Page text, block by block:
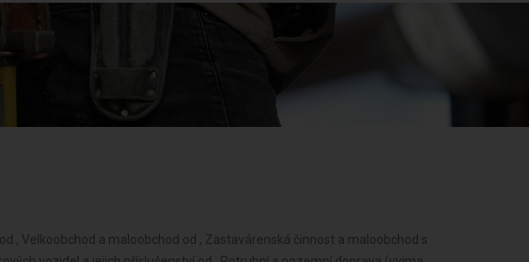
činnost od , Služby v oblasti administrativní správy a služby organizačně hospodářské povahy od , Provozování cestovní agentury a průvodcovská činnost v oblasti cestovního ruchu od , Mimoškolní výchova a vzdělávání, pořádání kurzů, školení, včetně lektorské činnosti od , Provozování kulturních, kulturně-vzdělávacích a zábavních zařízení, pořádání kulturních produkcí, zábav, výstav, veletrhů, přehlídek, prodejních a obdobných akcí od , Provozování tělovýchovných a sportovních zařízení a organizování sportovní činnosti od , Praní pro domácnost, žehlení, opravy a údržba oděvů, bytového textilu a osobního zboží od , Opravy a údržba potřeb pro domácnost, předmětů kulturní povahy, výrobků jemné mechaniky, optických přístrojů a měřidel od , Poskytování technických služeb od , Poskytování služeb osobního charakteru a pro osobní hygienu od , Poskytování služeb pro rodinu a domácnost od , Výroba, obchod a služby jinde nezařazené od , Poskytování služeb pro zemědělství, zahradnictví, rybníkářství, lesnictví a myslivost od , Činnost odborného lesního hospodáře a vyhotovování lesních hospodářských plánů a osnov od , Diagnostická, zkušební a poradenská činnost v ochraně rostlin a ošetřování rostlin, rostlinných produktů, objektů a půdy proti škodlivým organismům přípravky na ochranu rostlin nebo biocidními přípravky od , Nakládání s reprodukčním materiálem lesních dřevin od , Úprava nerostů, dobývání rašeliny a bahna od , Chov zvířat a jejich výcvik (s výjimkou živočišné výroby) od , Výroba potravinářských a škrobárenských výrobků od , Pěstitelské pálení od , Výroba krmiv, krmných směsí, doplňkových látek a premixů od , Výroba textilií, textilních výrobků, oděvů a oděvních doplňků od , Výroba a opravy obuvi, brašnářského a sedlářského zboží od , Zpracování dřeva, výroba dřevěných, korkových, proutěných a slaměných výrobků od , Výroba vlákniny, papíru a lepenky a zboží z těchto materiálů od , Vydavatelské činnosti, polygrafická výroba, knihařské a kopírovací práce od , Výroba, rozmnožování, distribuce, prodej, pronájem zvukových a zvukově-obrazových záznamů a výroba nenahraných nosičů údajů a záznamů od , Výroba koksu, surového dehtu a jiných pevných paliv od , Výroba chemických látek a chemických směsí nebo předmětů a kosmetických přípravků od , Výroba hnojiv od , Výroba plastových a pryžových výrobků od , Výroba a zpracování skla od , Výroba stavebních hmot, porcelánových, keramických a sádrových výrobků od